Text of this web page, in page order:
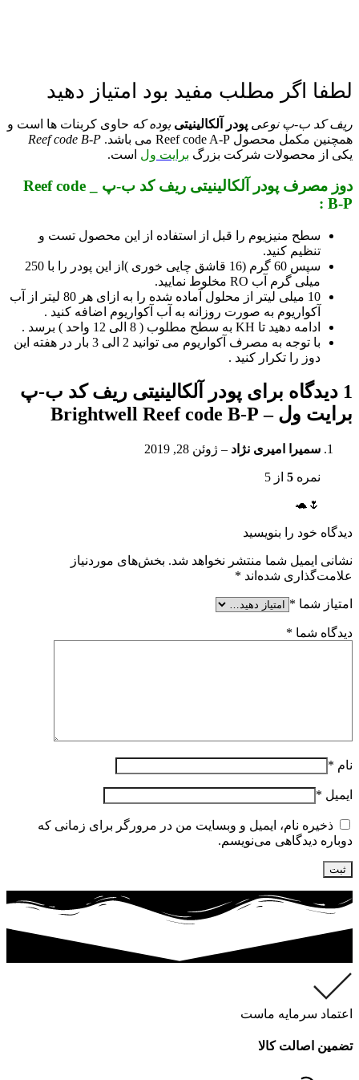
لطفا اگر مطلب مفید بود امتیاز دهید
ریف کد ب-پ نوعی پودر آلکالینیتی بوده که حاوی کربنات ها است و
همچنین مکمل محصول Reef code A-P می باشد.
Reef code B-P
یکی از محصولات شرکت بزرگ برایت ول است.
دوز مصرف پودر آلکالینیتی ریف کد ب-پ _ Reef code
B-P :
سطح منیزیوم را قبل از استفاده از این محصول تست و
تنظیم کنید.
سپس 60 گرم (16 قاشق چایی خوری )از این پودر را با 250
میلی گرم آب RO مخلوط نمایید.
10 میلی لیتر از محلول آماده شده را به ازای هر 80 لیتر از آب
آکواریوم به صورت روزانه به آب آکواریوم اضافه کنید .
ادامه دهید تا KH به سطح مطلوب ( 8 الی 12 واحد ) برسد .
با توجه به مصرف آکواریوم می توانید 2 الی 3 بار در هفته این
دوز را تکرار کنید .
1 دیدگاه برای
پودر آلکالینیتی ریف کد ب-پ
برایت ول – Brightwell Reef code B-P
سمیرا امیری نژاد – ژوئن 28, 2019
نمره 5 از 5
🌷🐢
دیدگاه خود را بنویسید
نشانی ایمیل شما منتشر نخواهد شد. بخش‌های موردنیاز
علامت‌گذاری شده‌اند *
امتیاز شما *
دیدگاه شما *
نام *
ایمیل *
ذخیره نام، ایمیل و وبسایت من در مرورگر برای زمانی که
دوباره دیدگاهی می‌نویسم.
اعتماد سرمایه ماست
تضمین اصالت کالا